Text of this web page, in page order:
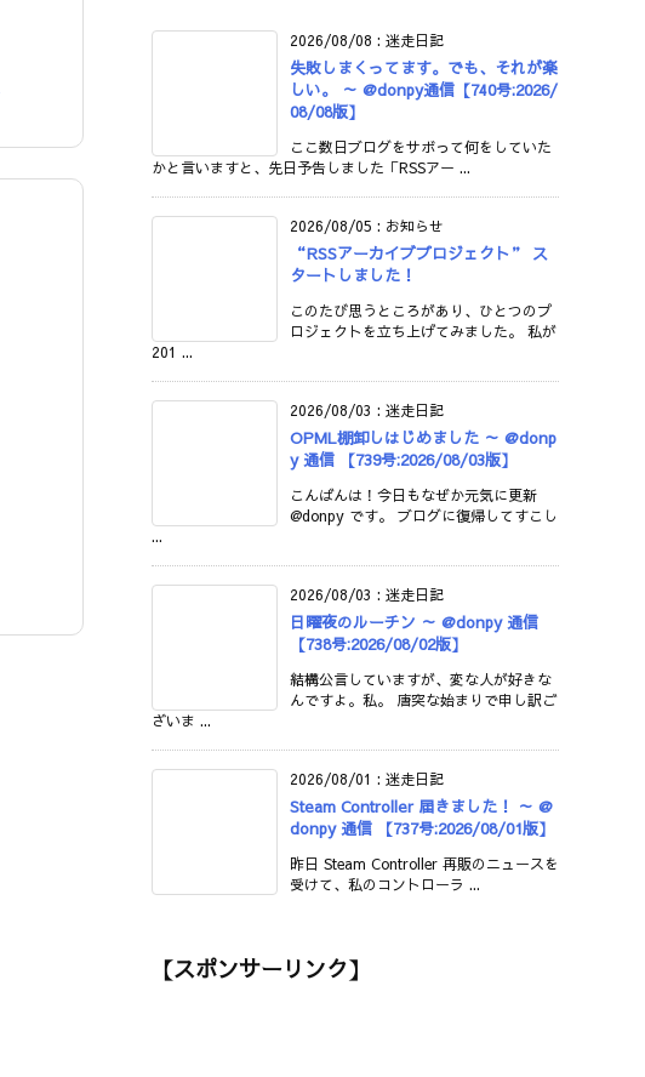
2026/08/08 : 迷走日記
失敗しまくってます。でも、それが楽
しい。 ～ @donpy通信【740号:2026/
08/08版】
ここ数日ブログをサボって何をしていた
かと言いますと、先日予告しました「RSSアー ...
2026/08/05 : お知らせ
“RSSアーカイブプロジェクト” ス
タートしました！
このたび思うところがあり、ひとつのプ
ロジェクトを立ち上げてみました。 私が
201 ...
2026/08/03 : 迷走日記
OPML棚卸しはじめました ～ @donp
y 通信 【739号:2026/08/03版】
こんばんは！今日もなぜか元気に更新
@donpy です。 ブログに復帰してすこし
...
2026/08/03 : 迷走日記
日曜夜のルーチン ～ @donpy 通信
【738号:2026/08/02版】
結構公言していますが、変な人が好きな
んですよ。私。 唐突な始まりで申し訳ご
ざいま ...
2026/08/01 : 迷走日記
Steam Controller 届きました！ ～ @
donpy 通信 【737号:2026/08/01版】
昨日 Steam Controller 再販のニュースを
受けて、私のコントローラ ...
【スポンサーリンク】